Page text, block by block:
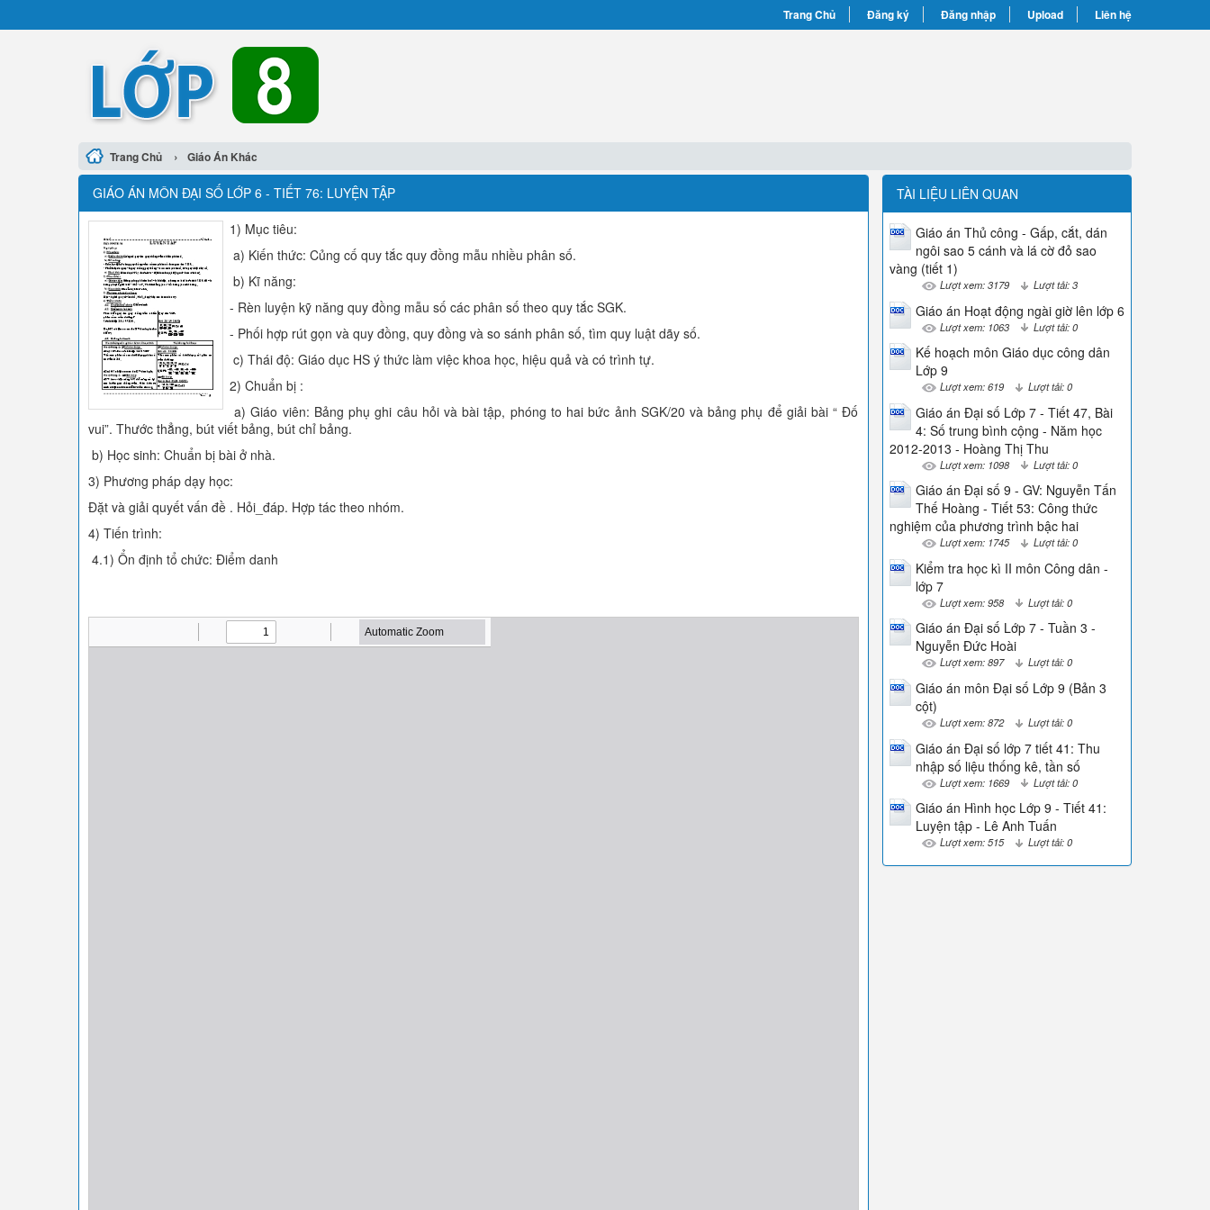
Trang Chủ Đăng ký Đăng nhập Upload Liên hệ
Trang Chủ › Giáo Án Khác
GIÁO ÁN MÔN ĐẠI SỐ LỚP 6 - TIẾT 76: LUYỆN TẬP
1) Mục tiêu:
a) Kiến thức: Củng cố quy tắc quy đồng mẫu nhiều phân số.
b) Kĩ năng:
- Rèn luyện kỹ năng quy đồng mẫu số các phân số theo quy tắc SGK.
- Phối hợp rút gọn và quy đồng, quy đồng và so sánh phân số, tìm quy luật dãy số.
c) Thái độ: Giáo dục HS ý thức làm việc khoa học, hiệu quả và có trình tự.
2) Chuẩn bị :
a) Giáo viên: Bảng phụ ghi câu hỏi và bài tập, phóng to hai bức ảnh SGK/20 và bảng phụ để giải bài “ Đố
vui”. Thước thẳng, bút viết bảng, bút chỉ bảng.
b) Học sinh: Chuẩn bị bài ở nhà.
3) Phương pháp dạy học:
Đặt và giải quyết vấn đề . Hỏi_đáp. Hợp tác theo nhóm.
4) Tiến trình:
4.1) Ổn định tổ chức: Điểm danh
TÀI LIỆU LIÊN QUAN
Giáo án Thủ công - Gấp, cắt, dán
ngôi sao 5 cánh và lá cờ đỏ sao
vàng (tiết 1)
Lượt xem: 3179 Lượt tải: 3
Giáo án Hoạt động ngài giờ lên lớp 6
Lượt xem: 1063 Lượt tải: 0
Kế hoạch môn Giáo dục công dân
Lớp 9
Lượt xem: 619 Lượt tải: 0
Giáo án Đại số Lớp 7 - Tiết 47, Bài
4: Số trung bình cộng - Năm học
2012-2013 - Hoàng Thị Thu
Lượt xem: 1098 Lượt tải: 0
Giáo án Đại số 9 - GV: Nguyễn Tấn
Thế Hoàng - Tiết 53: Công thức
nghiệm của phương trình bậc hai
Lượt xem: 1745 Lượt tải: 0
Kiểm tra học kì II môn Công dân -
lớp 7
Lượt xem: 958 Lượt tải: 0
Giáo án Đại số Lớp 7 - Tuần 3 -
Nguyễn Đức Hoài
Lượt xem: 897 Lượt tải: 0
Giáo án môn Đại số Lớp 9 (Bản 3
cột)
Lượt xem: 872 Lượt tải: 0
Giáo án Đại số lớp 7 tiết 41: Thu
nhập số liệu thống kê, tần số
Lượt xem: 1669 Lượt tải: 0
Giáo án Hình học Lớp 9 - Tiết 41:
Luyện tập - Lê Anh Tuấn
Lượt xem: 515 Lượt tải: 0